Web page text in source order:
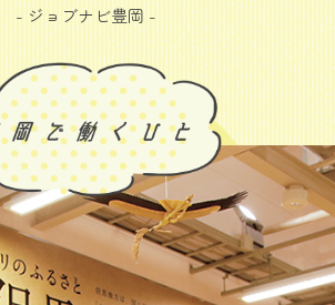
- ジョブナビ豊岡 -